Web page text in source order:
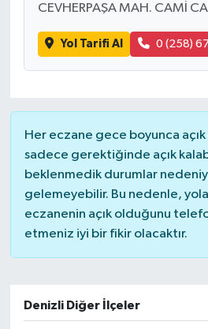
CEVHERPAŞA MAH. CAMİ
Yol Tarifi Al 0 (258)
Her eczane gece boyunca açık
sadece gerektiğinde açık
beklenmedik durumlar
gelemeyebilir. Bu nedenle,
eczanenin açık olduğunu
etmeniz iyi bir fikir olacaktır.
Denizli Diğer İlçeler